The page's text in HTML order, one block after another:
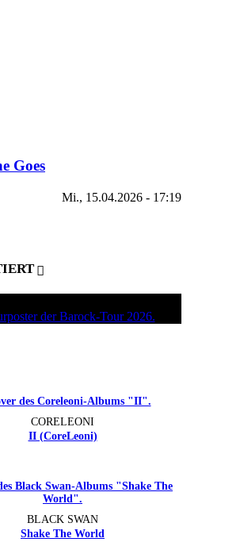
Goes
Mi., 15.04.2026 - 17:19
CORELEONI
II (CoreLeoni)
BLACK SWAN
Shake The World